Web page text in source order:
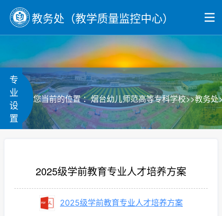
教务处（教学质量监控中心）
专
业
设
置
您当前的位置 ：烟台幼儿师范高等专科学校>>教务处
2025级学前教育专业人才培养方案
2025级学前教育专业人才培养方案